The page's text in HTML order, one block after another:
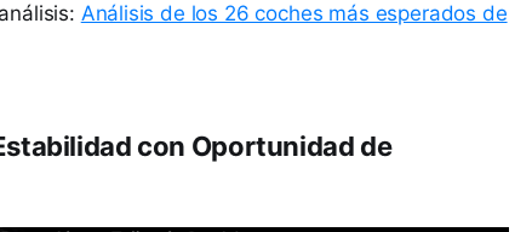
Análisis de los 26 coches más esperados de
con Oportunidad de